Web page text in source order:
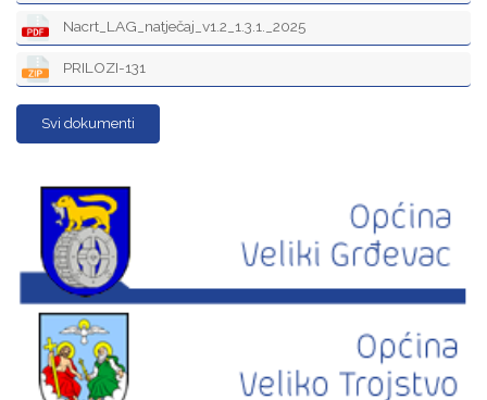
Nacrt_LAG_natječaj_v1.2_1.3.1._2025
PRILOZI-131
Svi dokumenti